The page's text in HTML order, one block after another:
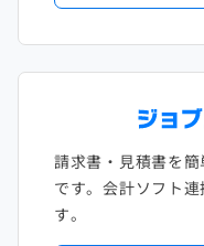
請求書・見積書を
です。会計ソフト
す。